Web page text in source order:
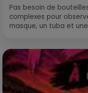
Pas besoin de
complexes pour
masque, un tuba et